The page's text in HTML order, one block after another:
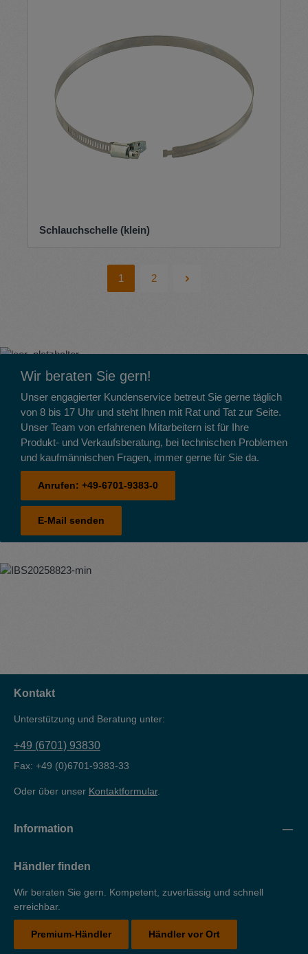
Schlauchschelle (klein)
Seite
1
Seite
2
Wir beraten Sie gern!
Unser engagierter Kundenservice betreut Sie gerne täglich
von 8 bis 17 Uhr und steht Ihnen mit Rat und Tat zur Seite.
Unser Team von erfahrenen Mitarbeitern ist für Ihre
Produkt- und Verkaufsberatung, bei technischen Problemen
und kaufmännischen Fragen, immer gerne für Sie da.
Anrufen: +49-6701-9383-0
E-Mail senden
Kontakt
Unterstützung und Beratung unter:
+49 (6701) 93830
Fax: +49 (0)6701-9383-33
Oder über unser Kontaktformular.
Information
Händler finden
Wir beraten Sie gern. Kompetent, zuverlässig und schnell
erreichbar.
Premium-Händler Händler vor Ort